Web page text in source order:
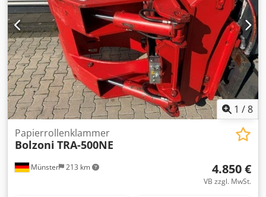
auf dem Typenschild. Cjdpfey Uru Asx Aqtsrf Zustand:
Einsatzbereit und voll funktionsfähig Technischer Zustand:
sehr gut Verfügbar ab dem 15. Juli nach Installation der
neuen Zange.
1 /8
Münster 213 km
Papierrollenklammer
Bolzoni TRA-500NE
4.850 €
VB zzgl. MwSt.